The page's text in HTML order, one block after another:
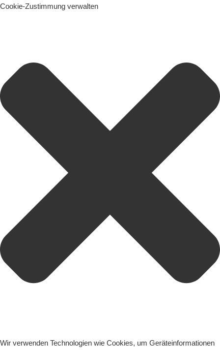
Cookie-Zustimmung verwalten
Wir verwenden Technologien wie Cookies, um Geräteinformationen